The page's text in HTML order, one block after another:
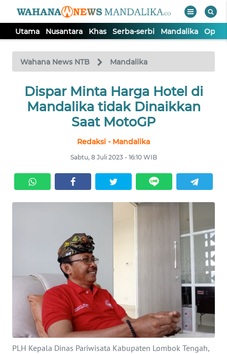
Utama Nusantara Khas Serba-serbi Mandalika Opini
Wahana News NTB Mandalika
Dispar Minta Harga Hotel di
Mandalika tidak Dinaikkan
Saat MotoGP
Redaksi - Mandalika
Sabtu, 8 Juli 2023 - 16:10 WIB
PLH Kepala Dinas Pariwisata Kabupaten Lombok Tengah,
TV
Tutup
UTAMA
SERBA-
SERBI
INDEKS
BERITA
KONTAK
KAMI